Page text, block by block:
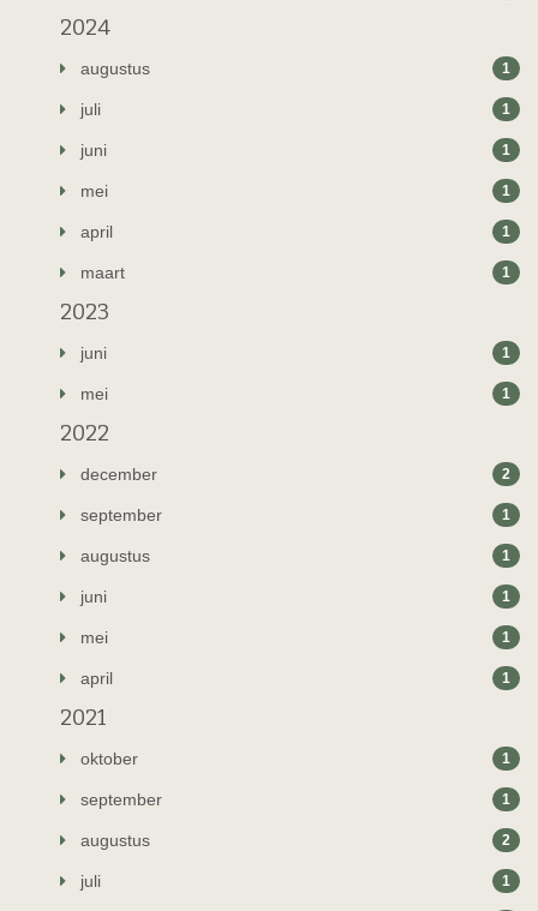
2024
augustus 1
juli 1
juni 1
mei 1
april 1
maart 1
2023
juni 1
mei 1
2022
december 2
september 1
augustus 1
juni 1
mei 1
april 1
2021
oktober 1
september 1
augustus 2
juli 1